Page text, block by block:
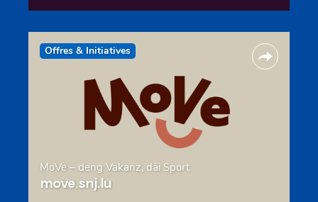
Offres & Initiatives
MoVe – deng Vakanz, däi Sport
move.snj.lu